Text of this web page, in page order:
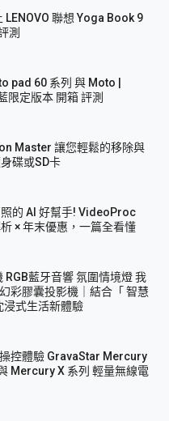
LENOVO 聯想 Yoga Book 9
測
pad 60 系列 與 Moto |
定版本 開箱 評測
Master 讓您輕鬆的移除與
碟或SD卡
的 AI 好幫手! VideoProc
× 年末優惠，一篇全看懂
RGB藍牙音響 氛圍情境燈 我
彩膠囊投影機｜結合「 智慧
浸式生活新體驗
控體驗 GravaStar Mercury
Mercury X 系列 輕量無線電